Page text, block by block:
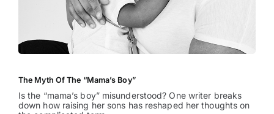
The Myth Of The “Mama’s Boy”
Is the “mama’s boy” misunderstood? One writer breaks
down how raising her sons has reshaped her thoughts on